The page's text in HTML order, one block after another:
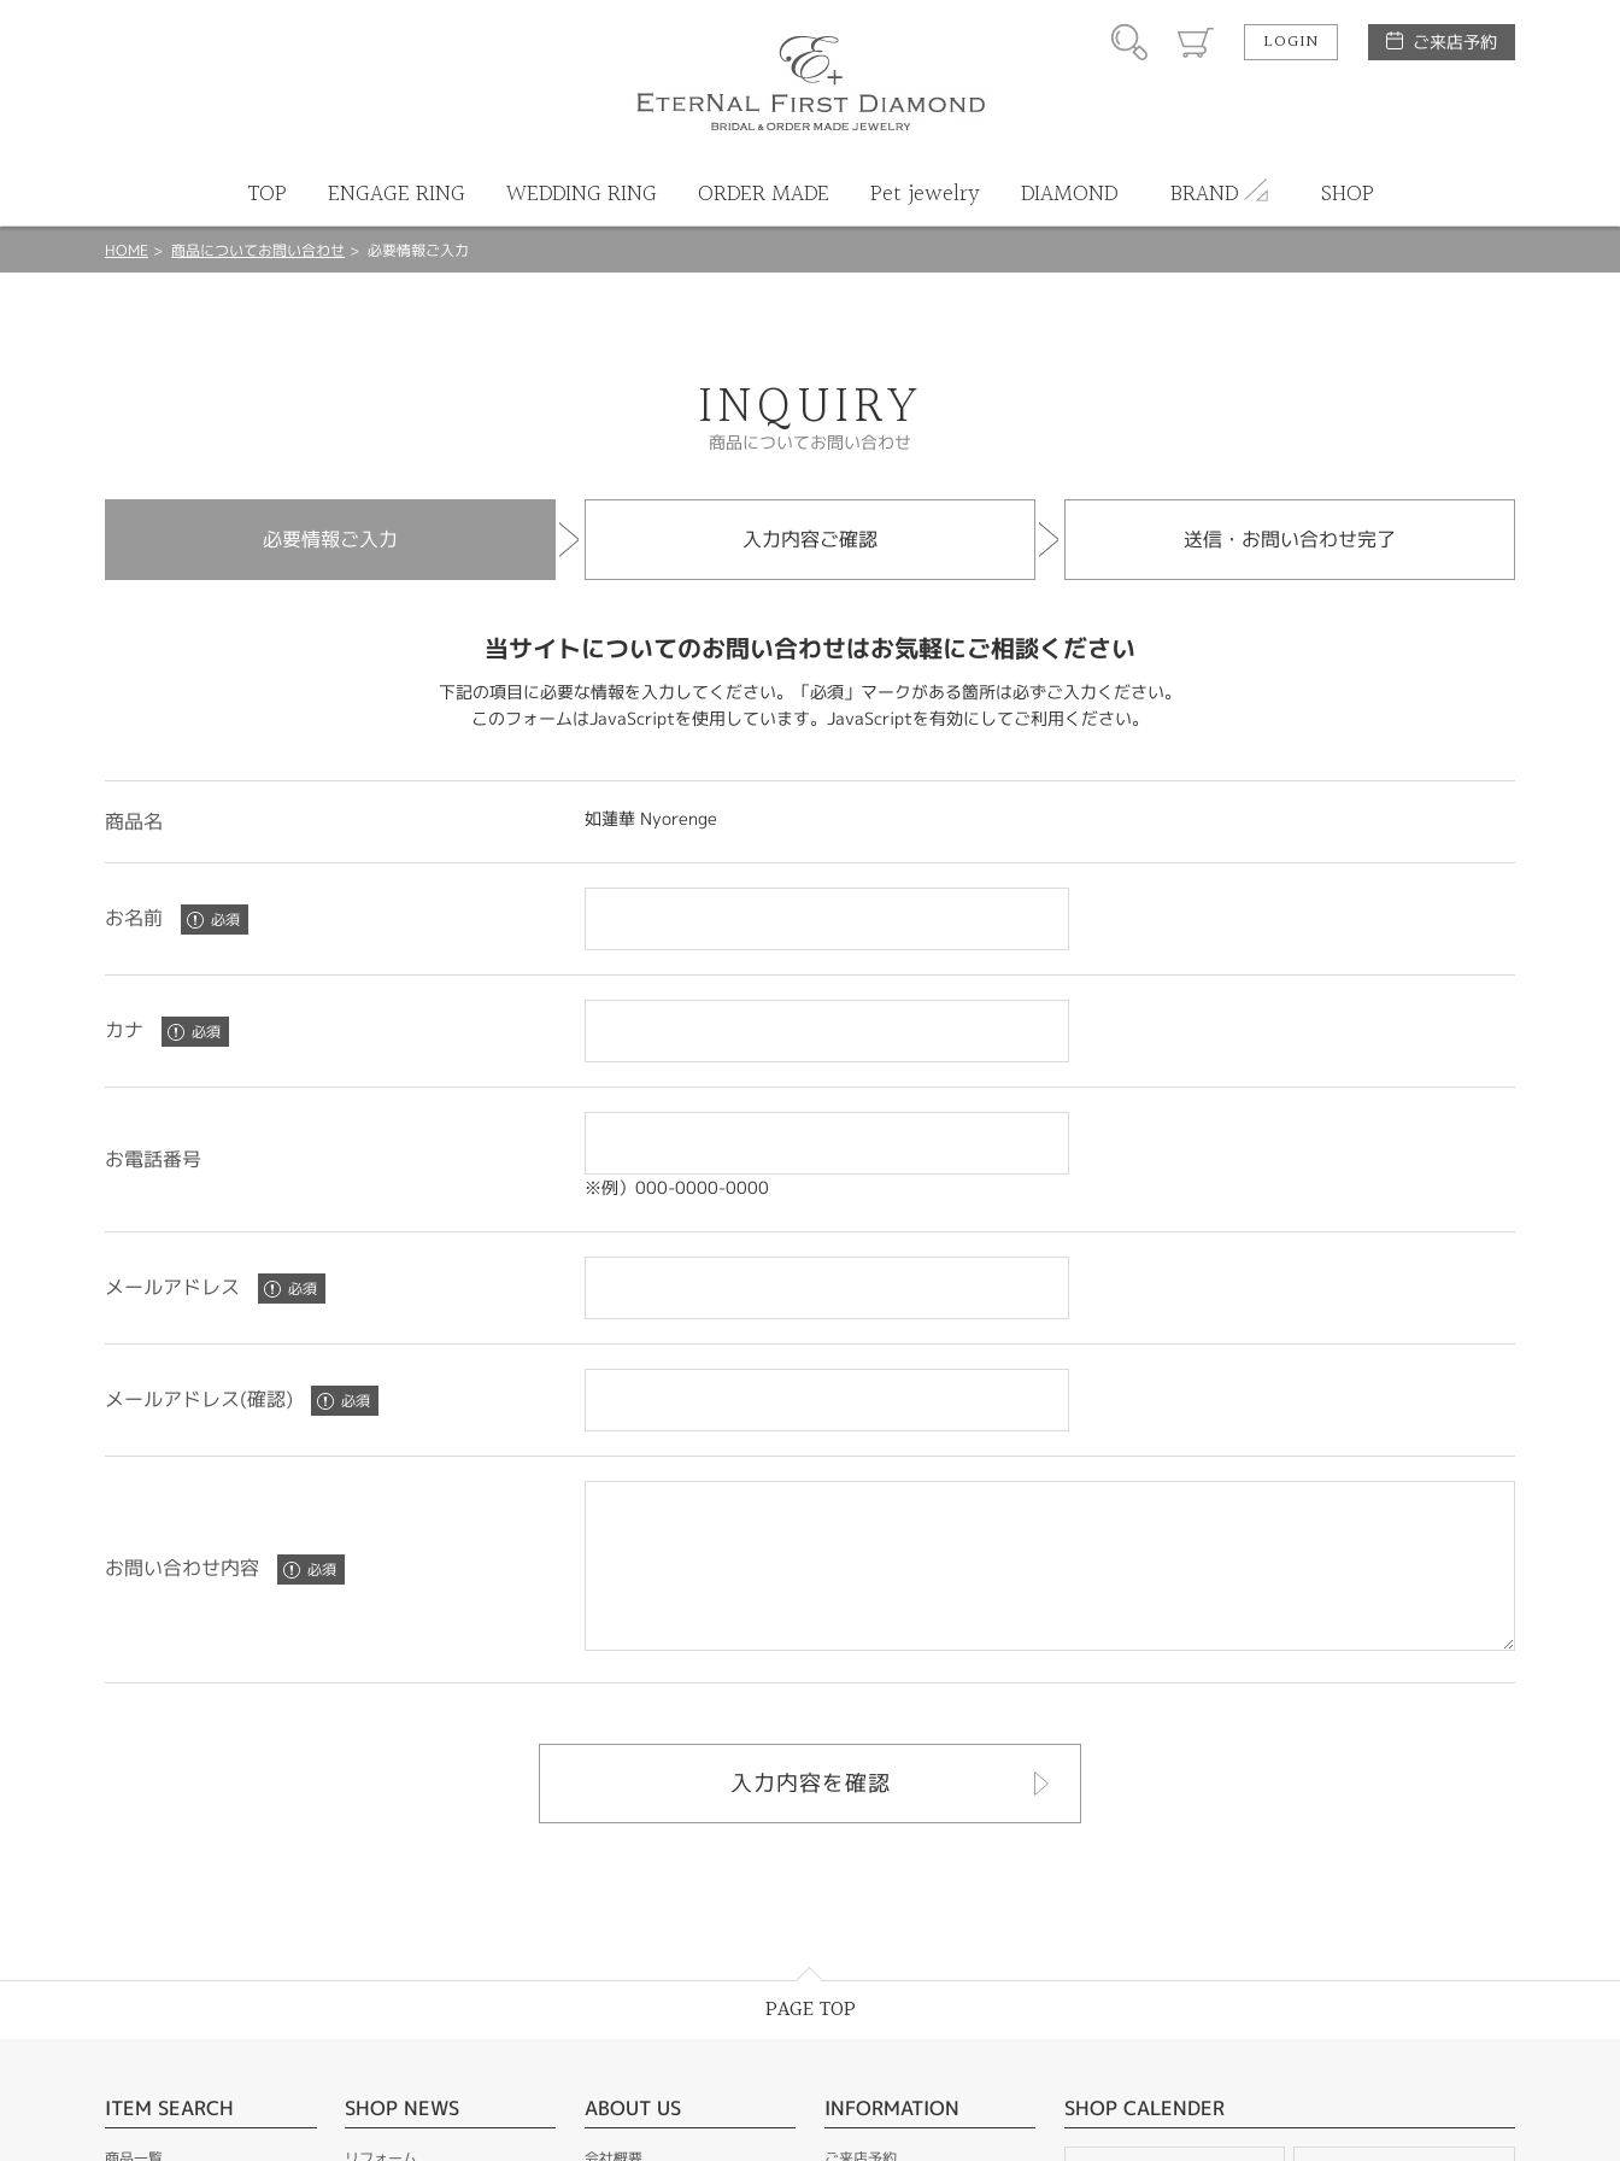
LOGIN ご来店予約
TOP ENGAGE RING WEDDING RING ORDER MADE Pet jewelry DIAMOND BRAND SHOP
HOME 商品についてお問い合わせ 必要情報ご入力
INQUIRY
商品についてお問い合わせ
必要情報ご入力 入力内容ご確認 送信・お問い合わせ完了
当サイトについてのお問い合わせはお気軽にご相談ください
下記の項目に必要な情報を入力してください。「必須」マークがある箇所は必ずご入力ください。
このフォームはJavaScriptを使用しています。JavaScriptを有効にしてご利用ください。
商品名 如蓮華 Nyorenge
お名前
カナ
お電話番号
※例）000-0000-0000
メールアドレス
メールアドレス(確認)
お問い合わせ内容
PAGE TOP
ITEM SEARCH SHOP NEWS ABOUT US INFORMATION SHOP CALENDER